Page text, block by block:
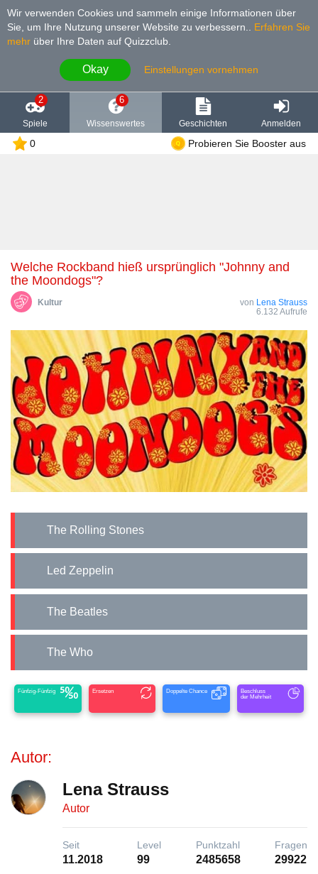
Wir verwenden Cookies und sammeln einige Informationen über
Sie, um Ihre Nutzung unserer Website zu verbessern.
Erfahren Sie
mehr über Ihre Daten auf Quizzclub.
Okay Einstellungen vornehmen
2
Spiele
6
Wissenswertes Geschichten Anmelden
0 Probieren Sie Booster aus
Welche Rockband hieß ursprünglich "Johnny and
the Moondogs"?
Kultur von Lena Strauss
6.132 Aufrufe
The Rolling Stones
Led Zeppelin
The Beatles
The Who
Fünfzig-Fünfzig Ersetzen Doppelte Chance
Beschluss
der Mehrheit
Autor:
Lena Strauss
Autor
Seit
11.2018
Level
99
Punktzahl
2485658
Fragen
29922